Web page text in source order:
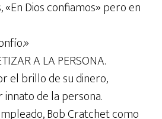
«En Dios confiamos» pero en
A LA PERSONA.
el brillo de su dinero,
de la persona.
Bob Cratchet como